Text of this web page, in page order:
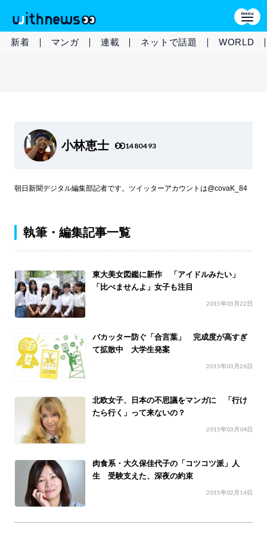
新着 マンガ 連載 ネットで話題 WORLD
小林恵士 1480493
朝日新聞デジタル編集部記者です。ツイッターアカウントは@covaK_84
執筆・編集記事一覧
東大美女図鑑に新作 「アイドルみたい」
「比べませんよ」女子も注目
2015年05月22日
バカッター防ぐ「合言葉」 完成度が高すぎ
て拡散中 大学生発案
2015年03月26日
北欧女子、日本の不思議をマンガに 「行け
たら行く」って来ないの？
2015年03月04日
肉食系・大久保佳代子の「コツコツ派」人
生 受験支えた、深夜の約束
2015年02月14日